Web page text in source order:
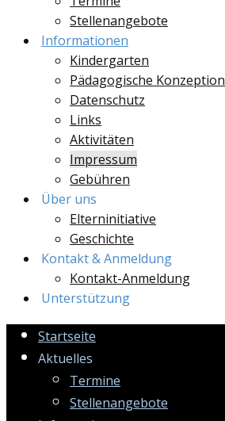
Stellenangebote
Informationen
Kindergarten
Pädagogische Konzeption
Datenschutz
Links
Aktivitäten
Impressum
Gebühren
Über uns
Elterninitiative
Geschichte
Kontakt & Anmeldung
Kontakt-Anmeldung
Unterstützung
Startseite
Aktuelles
Termine
Stellenangebote